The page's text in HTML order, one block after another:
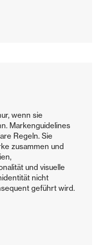
wenn sie
Markenguidelines
Regeln. Sie
zusammen und
und visuelle
nicht
geführt wird.